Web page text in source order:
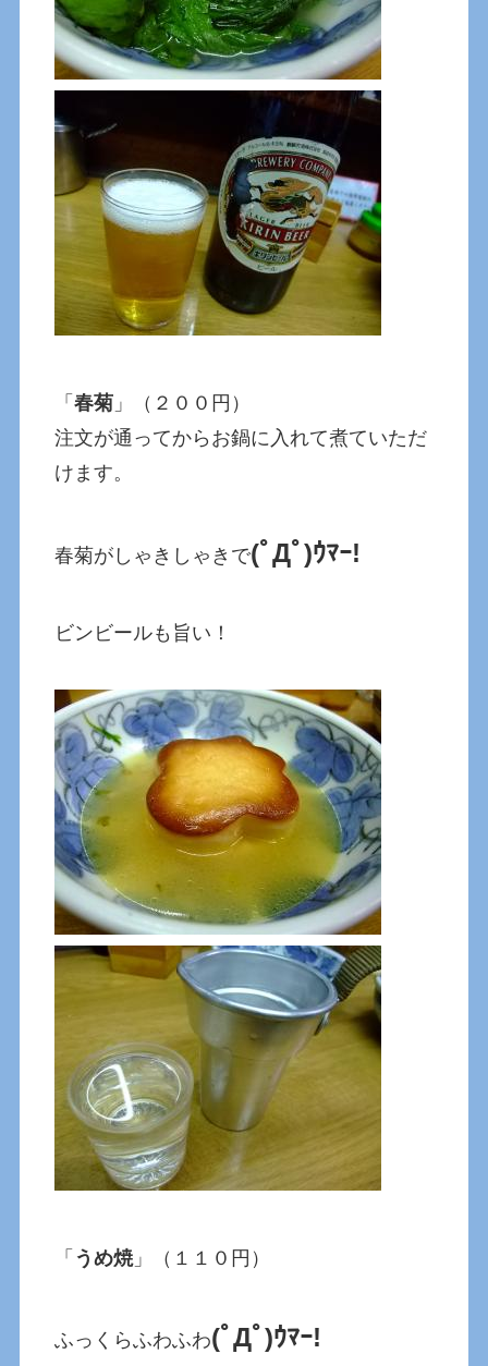
「春菊 」（２００円）
注文が通ってからお鍋に入れて煮ていただ
けます。
春菊がしゃきしゃきで(ﾟДﾟ)ｳﾏｰ!
ビンビールも旨い！
「 うめ焼 」（１１０円）
ふっくらふわふわ(ﾟДﾟ)ｳﾏｰ!